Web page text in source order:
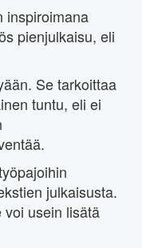
inspiroimana
pienjulkaisu, eli
Se tarkoittaa
tuntu, eli ei
julkaisusta.
usein lisätä